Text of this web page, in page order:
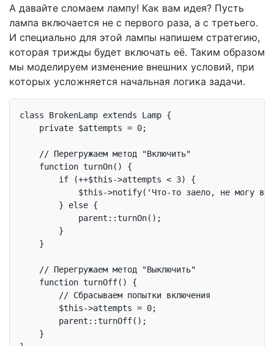
А давайте сломаем лампу! Как вам идея? Пусть
лампа включается не с первого раза, а с третьего.
И специально для этой лампы напишем стратегию,
которая трижды будет включать её. Таким образом
мы моделируем изменение внешних условий, при
которых усложняется начальная логика задачи.
class BrokenLamp extends Lamp {
private $attempts = 0;
// Перегружаем метод "Включить"
function turnOn()
{
if (++$this->attempts < 3) {
$this->notify( 'Что-то заело, не могу
        }
else {
parent ::turnOn();
        }
    }
// Перегружаем метод "Выключить"
function turnOff()
{
// Сбрасываем попытки включения
$this->attempts = 0;
parent ::turnOff();
    }